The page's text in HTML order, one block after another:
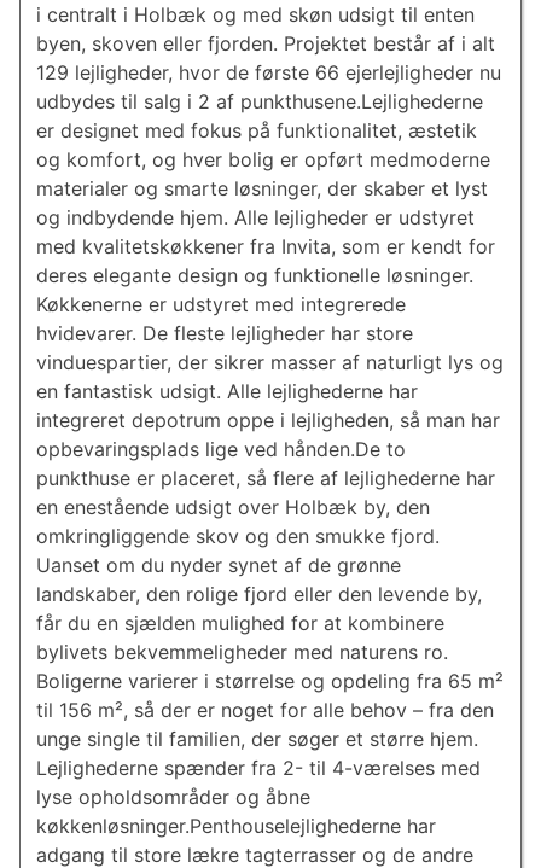
i centralt i Holbæk og med skøn udsigt til enten
byen, skoven eller fjorden. Projektet består af i alt
129 lejligheder, hvor de første 66 ejerlejligheder nu
udbydes til salg i 2 af punkthusene.Lejlighederne
er designet med fokus på funktionalitet, æstetik
og komfort, og hver bolig er opført medmoderne
materialer og smarte løsninger, der skaber et lyst
og indbydende hjem. Alle lejligheder er udstyret
med kvalitetskøkkener fra Invita, som er kendt for
deres elegante design og funktionelle løsninger.
Køkkenerne er udstyret med integrerede
hvidevarer. De fleste lejligheder har store
vinduespartier, der sikrer masser af naturligt lys og
en fantastisk udsigt. Alle lejlighederne har
integreret depotrum oppe i lejligheden, så man har
opbevaringsplads lige ved hånden.De to
punkthuse er placeret, så flere af lejlighederne har
en enestående udsigt over Holbæk by, den
omkringliggende skov og den smukke fjord.
Uanset om du nyder synet af de grønne
landskaber, den rolige fjord eller den levende by,
får du en sjælden mulighed for at kombinere
bylivets bekvemmeligheder med naturens ro.
Boligerne varierer i størrelse og opdeling fra 65 m²
til 156 m², så der er noget for alle behov – fra den
unge single til familien, der søger et større hjem.
Lejlighederne spænder fra 2- til 4-værelses med
lyse opholdsområder og åbne
køkkenløsninger.Penthouselejlighederne har
adgang til store lækre tagterrasser og de andre